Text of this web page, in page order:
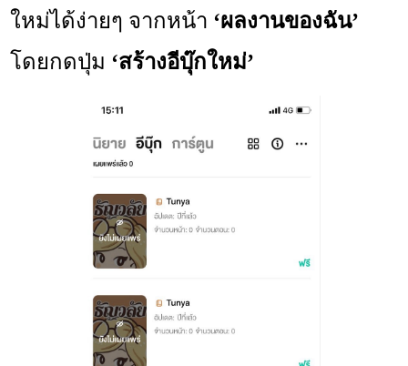
ใหม่ได้ง่ายๆ จากหน้า ‘ผลงานของฉัน’
โดยกดปุ่ม ‘สร้างอีบุ๊กใหม่’